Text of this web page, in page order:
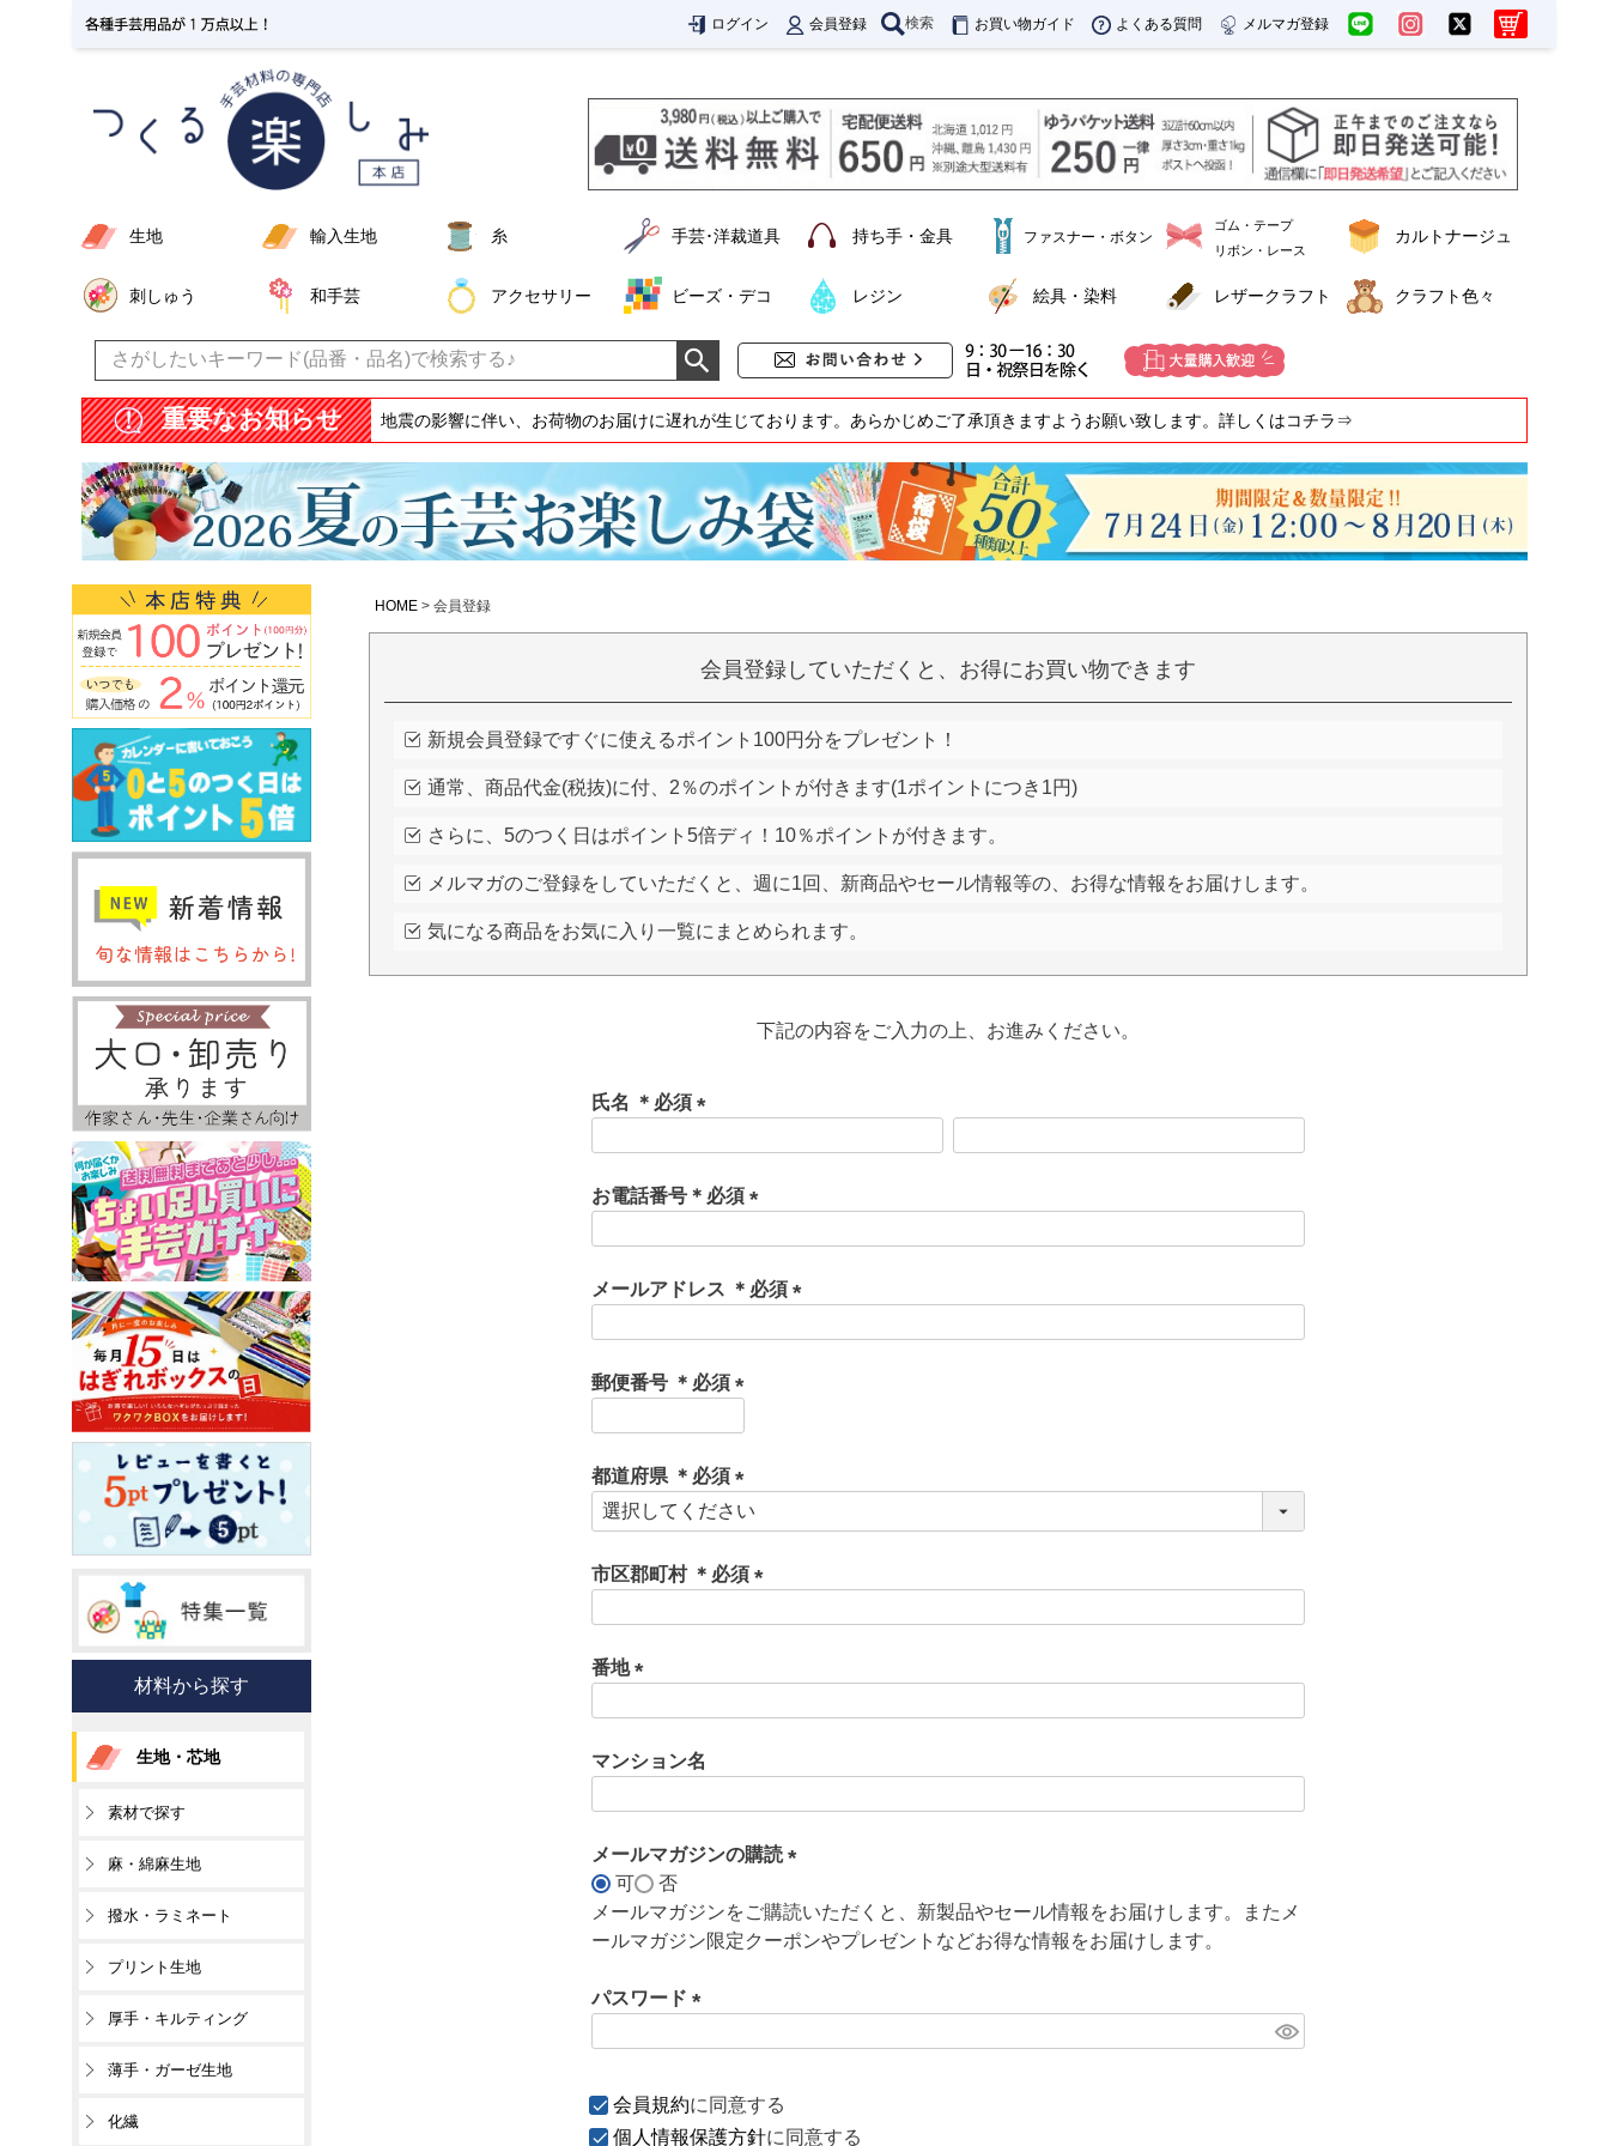
ログイン 会員登録 検索 お買い物ガイド よくある質問 メルマガ登録
生地 輸入生地 糸 手芸･洋裁道具 持ち手・金具 ファスナー・ボタン
ゴム・テープ
リボン・レース
カルトナージュ
刺しゅう 和手芸 アクセサリー ビーズ・デコ レジン 絵具・染料 レザークラフト クラフト色々
重要なお知らせ 地震の影響に伴い、お荷物のお届けに遅れが生じております。あらかじめご了承頂きますようお願い致します。詳しくはコチラ⇒
HOME 会員登録
会員登録していただくと、お得にお買い物できます
新規会員登録ですぐに使えるポイント100円分をプレゼント！
通常、商品代金(税抜)に付、2％のポイントが付きます(1ポイントにつき1円)
さらに、5のつく日はポイント5倍ディ！10％ポイントが付きます。
メルマガのご登録をしていただくと、週に1回、新商品やセール情報等の、お得な情報をお届けします。
気になる商品をお気に入り一覧にまとめられます。
下記の内容をご入力の上、お進みください。
氏名 ＊必須
須
お電話番号＊必須
須
メールアドレス ＊必須
郵便番号 ＊必須
須
)
都道府県 ＊必須
(
須
)
市区郡町村 ＊必須
番地
須
マンション名
メールマガジンの購読
必
須
可
否
メールマガジンをご購読いただくと、新製品やセール情報をお届けします。またメ
ールマガジン限定クーポンやプレゼントなどお得な情報をお届けします。
パスワード
)
会員規約に同意する
個人情報保護方針に同意する
材料から探す
生地・芯地
素材で探す
麻・綿麻生地
撥水・ラミネート
プリント生地
厚手・キルティング
薄手・ガーゼ生地
化繊